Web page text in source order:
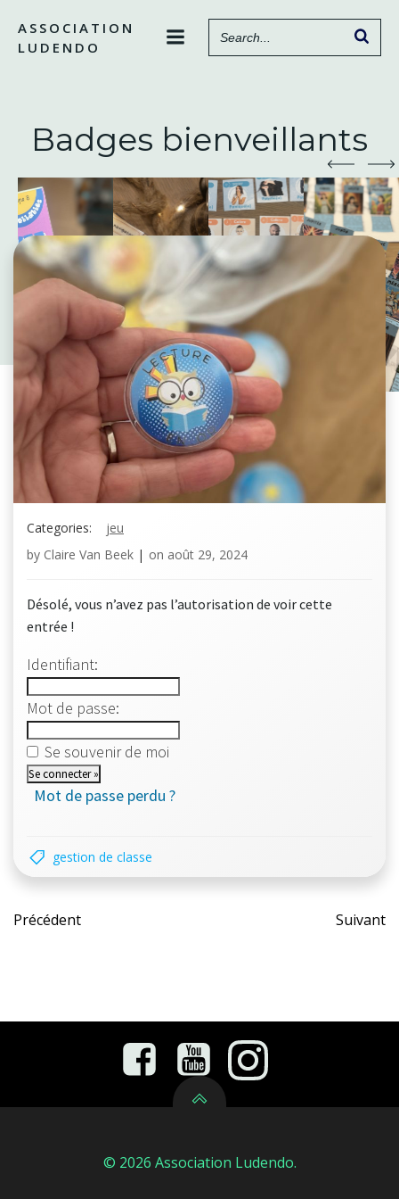
contenu
ASSOCIATION
LUDENDO
Badges bienveillants
Categories:
jeu
by Claire Van Beek | on août 29, 2024
Désolé, vous n’avez pas l’autorisation de voir cette
entrée !
Identifiant:
Mot de passe:
Se souvenir de moi
Mot de passe perdu ?
gestion de classe
Post
Précédent Suivant
© 2026 Association Ludendo.